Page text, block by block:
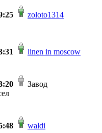
zoloto1314
linen in moscow
Завод
waldi